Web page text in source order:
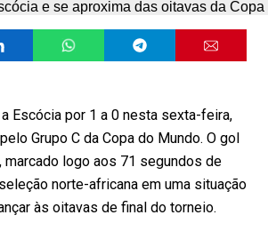
Escócia por 1 a 0 nesta sexta-feira,
Grupo C da Copa do Mundo. O gol
marcado logo aos 71 segundos de
norte-africana em uma situação
às oitavas de final do torneio.